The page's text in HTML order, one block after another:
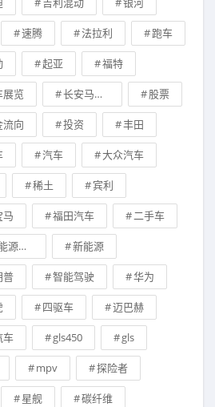
速腾 法拉利 跑车
起亚 福特
展览 长安马自达 股票
流向 投资 丰田
汽车 大众汽车
稀土 宾利
马 福田汽车 二手车
技术 新能源
普 智能驾驶 华为
四驱车 迈巴赫
车 gls450 gls
mpv 探险者
星舰 碳纤维